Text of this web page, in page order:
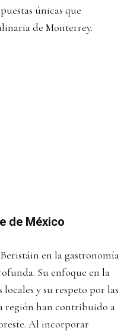
únicas que
de Monterrey.
de México
en la gastronomía
Su enfoque en la
y su respeto por las
región han contribuido a
Al incorporar